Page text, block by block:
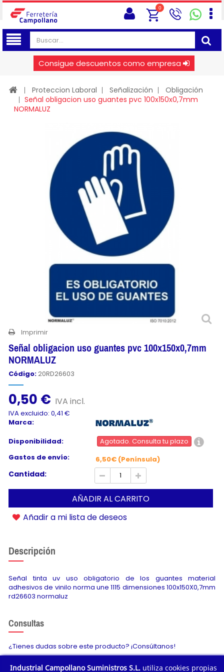
0
Consigue descuentos como empresa
Proteccion Laboral Señalización
Obligación
Señal obligacion uso guantes pvc 100x150x0,7mm
NORMALUZ
Imprimir
Señal obligacion uso guantes pvc 100x150x0,7mm
NORMALUZ
Código:20RD26603
0,50 € IVA incl.
IVA excluido: 0,41 €
Marca:
Disponibilidad:
Agotado. Consulta tu plazo
Gastos de envío:
6,50€ (Península)
Cantidad:
AÑADIR AL CARRITO
Añadir a mi lista de deseos
Descripción
Señal tinta uv uso obligatorio de los guantes material
adhesivos de vinilo norma une 1115 dimensiones 100x150X0,7mm
rd26603 normaluz
Consultas
¿Tienes dudas sobre este producto? ¡Consúltanos!
Industrial Campollano Suministros S.L. utiliza cookies propias